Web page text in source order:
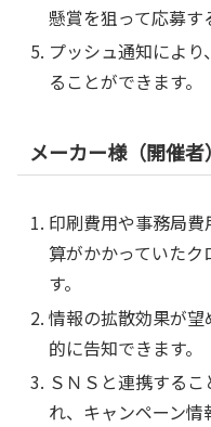
懸賞を狙って応募す
プッシュ通知によ
ることができます。
メーカー様（開催
印刷費用や事務局
算がかかっていた
す。
情報の拡散効果が
的に告知できます。
ＳＮＳと連携する
れ、キャンペーン情